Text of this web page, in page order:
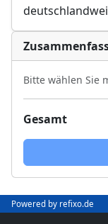
Bitte wählen Sie
Gesamt
Powered by refixo.de